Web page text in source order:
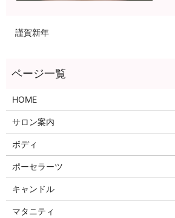
謹賀新年
HOME
サロン案内
ボディ
ポーセラーツ
キャンドル
マタニティ